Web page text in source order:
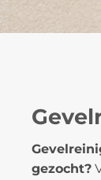
gezocht?